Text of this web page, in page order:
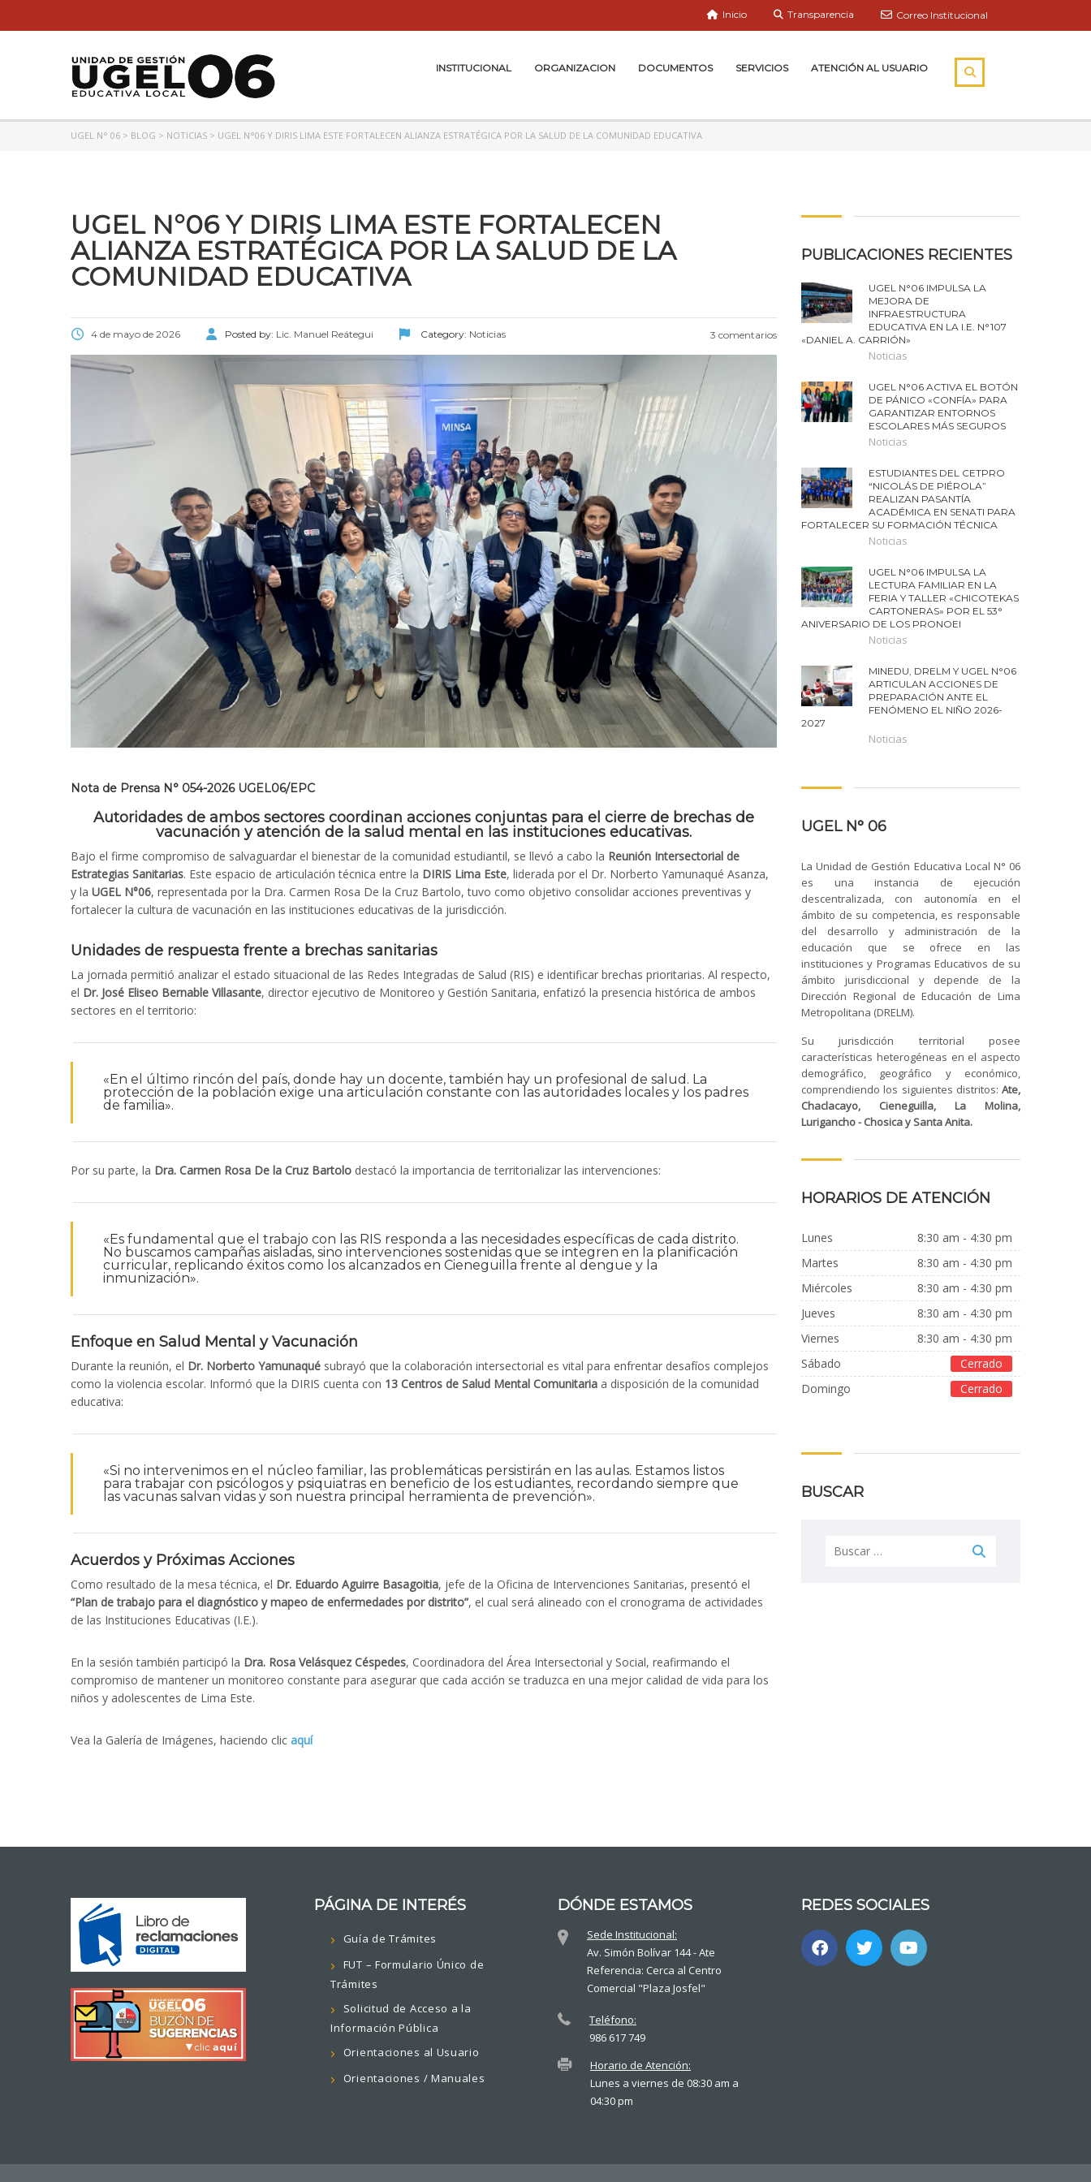
Correo Institucional
Transparencia
Inicio
INSTITUCIONAL ORGANIZACION DOCUMENTOS SERVICIOS ATENCIÓN AL USUARIO
UGEL N° 06 > BLOG > NOTICIAS > UGEL N°06 Y DIRIS LIMA ESTE FORTALECEN ALIANZA ESTRATÉGICA POR LA SALUD DE LA COMUNIDAD EDUCATIVA
UGEL N°06 Y DIRIS LIMA ESTE FORTALECEN
ALIANZA ESTRATÉGICA POR LA SALUD DE LA
COMUNIDAD EDUCATIVA
4 de mayo de 2026 Posted by: Lic. Manuel Reátegui Category: Noticias 3 comentarios
Nota de Prensa N° 054-2026 UGEL06/EPC
Autoridades de ambos sectores coordinan acciones conjuntas para el cierre de brechas de
vacunación y atención de la salud mental en las instituciones educativas.
Bajo el firme compromiso de salvaguardar el bienestar de la comunidad estudiantil, se llevó a cabo la Reunión Intersectorial de
Estrategias Sanitarias. Este espacio de articulación técnica entre la DIRIS Lima Este, liderada por el Dr. Norberto Yamunaqué Asanza,
y la UGEL N°06, representada por la Dra. Carmen Rosa De la Cruz Bartolo, tuvo como objetivo consolidar acciones preventivas y
fortalecer la cultura de vacunación en las instituciones educativas de la jurisdicción.
Unidades de respuesta frente a brechas sanitarias
La jornada permitió analizar el estado situacional de las Redes Integradas de Salud (RIS) e identificar brechas prioritarias. Al respecto,
el Dr. José Eliseo Bernable Villasante, director ejecutivo de Monitoreo y Gestión Sanitaria, enfatizó la presencia histórica de ambos
sectores en el territorio:
«En el último rincón del país, donde hay un docente, también hay un profesional de salud. La
protección de la población exige una articulación constante con las autoridades locales y los padres
de familia».
Por su parte, la Dra. Carmen Rosa De la Cruz Bartolo destacó la importancia de territorializar las intervenciones:
«Es fundamental que el trabajo con las RIS responda a las necesidades específicas de cada distrito.
No buscamos campañas aisladas, sino intervenciones sostenidas que se integren en la planificación
curricular, replicando éxitos como los alcanzados en Cieneguilla frente al dengue y la
inmunización».
Enfoque en Salud Mental y Vacunación
Durante la reunión, el Dr. Norberto Yamunaqué subrayó que la colaboración intersectorial es vital para enfrentar desafíos complejos
como la violencia escolar. Informó que la DIRIS cuenta con 13 Centros de Salud Mental Comunitaria a disposición de la comunidad
educativa:
«Si no intervenimos en el núcleo familiar, las problemáticas persistirán en las aulas. Estamos listos
para trabajar con psicólogos y psiquiatras en beneficio de los estudiantes, recordando siempre que
las vacunas salvan vidas y son nuestra principal herramienta de prevención».
Acuerdos y Próximas Acciones
Como resultado de la mesa técnica, el Dr. Eduardo Aguirre Basagoitia, jefe de la Oficina de Intervenciones Sanitarias, presentó el
“Plan de trabajo para el diagnóstico y mapeo de enfermedades por distrito”, el cual será alineado con el cronograma de actividades
de las Instituciones Educativas (I.E.).
En la sesión también participó la Dra. Rosa Velásquez Céspedes, Coordinadora del Área Intersectorial y Social, reafirmando el
compromiso de mantener un monitoreo constante para asegurar que cada acción se traduzca en una mejor calidad de vida para los
niños y adolescentes de Lima Este.
Vea la Galería de Imágenes, haciendo clic aquí
PUBLICACIONES RECIENTES
UGEL N°06 IMPULSA LA
MEJORA DE
INFRAESTRUCTURA
EDUCATIVA EN LA I.E. N°107
«DANIEL A. CARRIÓN»
Noticias
UGEL N°06 ACTIVA EL BOTÓN
DE PÁNICO «CONFÍA» PARA
GARANTIZAR ENTORNOS
ESCOLARES MÁS SEGUROS
Noticias
ESTUDIANTES DEL CETPRO
“NICOLÁS DE PIÉROLA”
REALIZAN PASANTÍA
ACADÉMICA EN SENATI PARA
FORTALECER SU FORMACIÓN TÉCNICA
Noticias
UGEL N°06 IMPULSA LA
LECTURA FAMILIAR EN LA
FERIA Y TALLER «CHICOTEKAS
CARTONERAS» POR EL 53°
ANIVERSARIO DE LOS PRONOEI
Noticias
MINEDU, DRELM Y UGEL N°06
ARTICULAN ACCIONES DE
PREPARACIÓN ANTE EL
FENÓMENO EL NIÑO 2026-
2027
Noticias
UGEL N° 06
La Unidad de Gestión Educativa Local N° 06
es una instancia de ejecución
descentralizada, con autonomía en el
ámbito de su competencia, es responsable
del desarrollo y administración de la
educación que se ofrece en las
instituciones y Programas Educativos de su
ámbito jurisdiccional y depende de la
Dirección Regional de Educación de Lima
Metropolitana (DRELM).
Su jurisdicción territorial posee
características heterogéneas en el aspecto
demográfico, geográfico y económico,
comprendiendo los siguientes distritos: Ate,
Chaclacayo, Cieneguilla, La Molina,
Lurigancho - Chosica y Santa Anita.
HORARIOS DE ATENCIÓN
Lunes
8:30 am - 4:30 pm
Martes
8:30 am - 4:30 pm
Miércoles
8:30 am - 4:30 pm
jueves
8:30 am - 4:30 pm
Viernes
8:30 am - 4:30 pm
Sábado
Cerrado
Domingo
Cerrado
BUSCAR
Buscar:
PÁGINA DE INTERÉS
Guía de Trámites
FUT – Formulario Único de
Trámites
Solicitud de Acceso a la
Información Pública
Orientaciones al Usuario
Orientaciones / Manuales
DÓNDE ESTAMOS
Sede Institucional:
Av. Simón Bolívar 144 - Ate
Referencia: Cerca al Centro
Comercial "Plaza Josfel"
Teléfono:
986 617 749
Horario de Atención:
Lunes a viernes de 08:30 am a
04:30 pm
REDES SOCIALES